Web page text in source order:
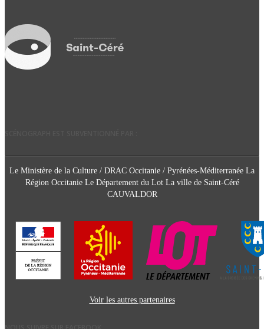
Le Ministère de la Culture / DRAC Occitanie / Pyrénées-Méditerranée La
Région Occitanie Le Département du Lot La ville de Saint-Céré
CAUVALDOR
Voir les autres partenaires